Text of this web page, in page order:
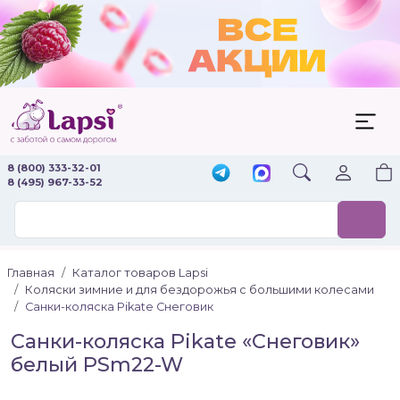
8 (800) 333-32-01
8 (495) 967-33-52
Главная
Каталог товаров Lapsi
Коляски зимние и для бездорожья с большими колесами
Санки-коляска Pikate Снеговик
Санки-коляска Pikate «Снеговик»
белый PSm22-W